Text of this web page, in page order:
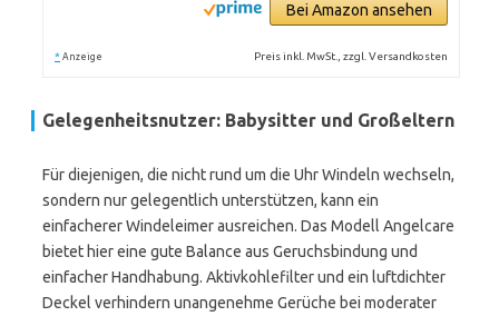
Bei Amazon ansehen
* Anzeige Preis inkl. MwSt., zzgl. Versandkosten
Gelegenheitsnutzer: Babysitter und Großeltern
Für diejenigen, die nicht rund um die Uhr Windeln wechseln,
sondern nur gelegentlich unterstützen, kann ein
einfacherer Windeleimer ausreichen. Das Modell Angelcare
bietet hier eine gute Balance aus Geruchsbindung und
einfacher Handhabung. Aktivkohlefilter und ein luftdichter
Deckel verhindern unangenehme Gerüche bei moderater